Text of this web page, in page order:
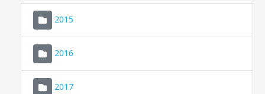
2015
2016
2017